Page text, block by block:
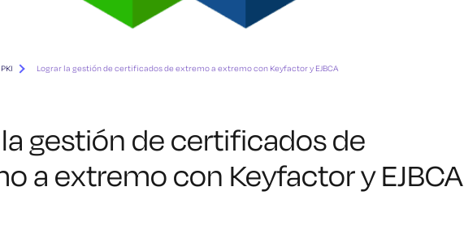
PKI Lograr la gestión de certificados de extremo a extremo con Keyfactor y EJBCA
gestión de certificados de
a extremo con Keyfactor y EJBCA